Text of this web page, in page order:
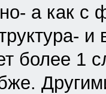
а как с
более 1